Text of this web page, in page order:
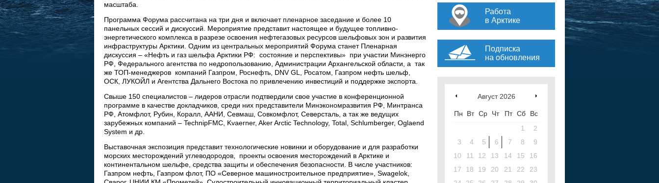
масштаба.
Программа Форума рассчитана на три дня и включает пленарное заседание и более 10
панельных сессий и дискуссий. Мероприятие представит настоящее и будущее топливно-
энергетического комплекса в разрезе освоения нефтегазовых ресурсов шельфовых зон и развития
инфраструктуры Арктики. Одним из центральных мероприятий Форума станет Пленарная
дискуссия – «Нефть и газ шельфа Арктики РФ: состояние и перспективы» при участии Минэнерго
РФ, Федерального агентства по недропользованию, Администрации Архангельской области, а так
же ТОП-менеджеров компаний Газпром, Роснефть, DNV GL, Росатом, Газпром нефть шельф,
ОСК, ЛУКОЙЛ и Агентства Дальнего Востока по привлечению инвестиций и поддержке экспорта.
Свыше 150 специалистов – лидеров отрасли подтвердили свое участие в конференционной
программе в качестве докладчиков, среди них представители Минэкономразвития РФ, Минтранса
РФ, Атомфлот, Рубин, Коралл, ААНИ, Севмаш, Совкомфлот, Северсталь, а так же ведущих
зарубежных компаний – TechnipFMC, Kvaerner, Aker Arctic Technology, Total, Schlumberger, Oglaend
System и др.
Выставочная экспозиция представит технологические новинки и оборудование и для разработки
морских месторождений углеводородов, проекты освоения месторождений в Арктике и
континентальном шельфе, средства защиты и обеспечения безопасности. В числе участников:
Газпром нефть, Газпром флот, ПО «Северное машиностроительное предприятие», Swagelok,
Работа
в Арктике
Подписка
на обновления
Август 2026
Пн Вт Ср Чт Пт Сб
Вс
1
2
3
4 5 6 7 8
9
10
11 12 13 14 15
16
17
18 19 20 21 22
23